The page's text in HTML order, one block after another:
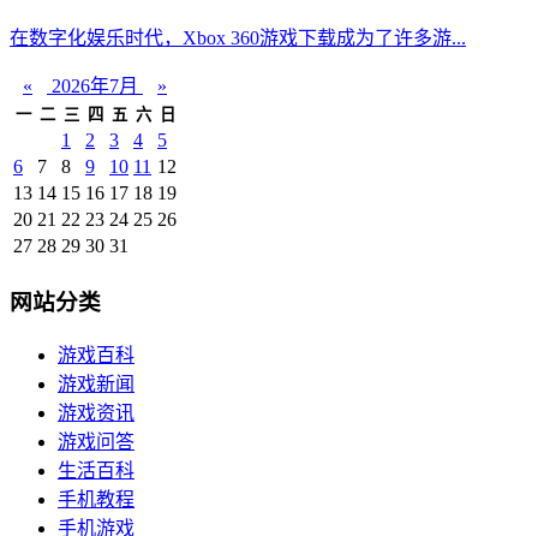
在数字化娱乐时代，Xbox 360游戏下载成为了许多游...
« 2026年7月 »
一 二 三 四 五 六 日
1 2 3 4
5
6
7 8 9 10 11 12
13 14 15 16 17 18 19
20 21 22 23 24 25 26
27 28 29 30 31
网站分类
游戏百科
游戏新闻
游戏资讯
游戏问答
生活百科
手机教程
手机游戏